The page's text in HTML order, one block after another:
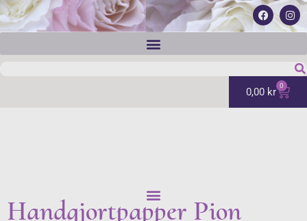
0,00 kr 0
Handgjortpapper Pion